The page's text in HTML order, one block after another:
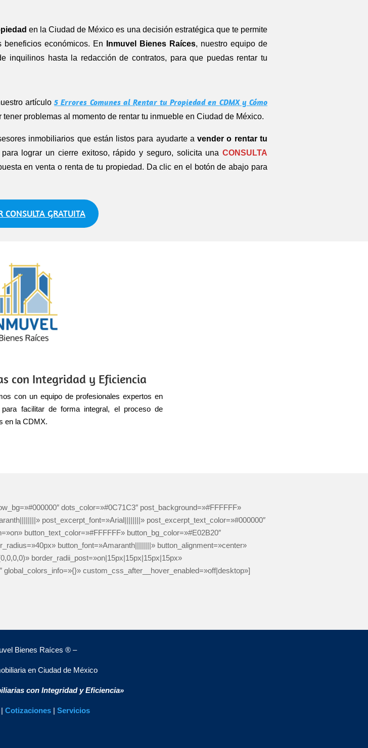
en la Ciudad de México es una decisión estratégica que te permite
beneficios económicos. En
Inmuvel Bienes Raíces, nuestro equipo de
inquilinos hasta la redacción de contratos, para que puedas rentar tu
artículo5 Errores Comunes al Rentar tu Propiedad en CDMX y Cómo
problemas al momento de rentar tu inmueble en Ciudad de México.
inmobiliarios que están listos para ayudarte avender o rentar tu
lograr un cierre exitoso, rápido y seguro, solicita una CONSULTA
en venta o renta de tu propiedad. Da clic en el botón de abajo para
CONSULTA GRATUITA
con Integridad y Eficiencia
con un equipo de profesionales expertos en
facilitar de forma integral, el proceso de
en la CDMX.
dots_color=»#0C71C3″ post_background=»#FFFFFF»
post_excerpt_font=»Arial||||||||» post_excerpt_text_color=»#000000″
button_text_color=»#FFFFFF» button_bg_color=»#E02B20″
button_font=»Amaranth||||||||» button_alignment=»center»
border_radii_post=»on|15px|15px|15px|15px»
custom_css_after__hover_enabled=»off|desktop»]
Bienes Raíces ® –
en Ciudad de México
con Integridad y Eficiencia»
| Cotizaciones | Servicios